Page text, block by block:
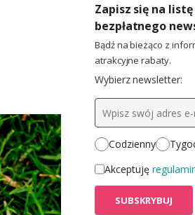
Zapisz się na
bezpłatnego
Bądź na bieżąco z
atrakcyjne rabaty.
Wybierz newsletter:
Codzienny
Akceptuję